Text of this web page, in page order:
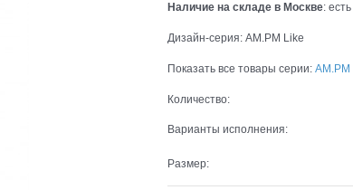
Наличие на складе в Москве:
Дизайн-серия: AM.PM Like
Показать все товары серии: AM.PM
Количество:
Варианты исполнения:
Размер: